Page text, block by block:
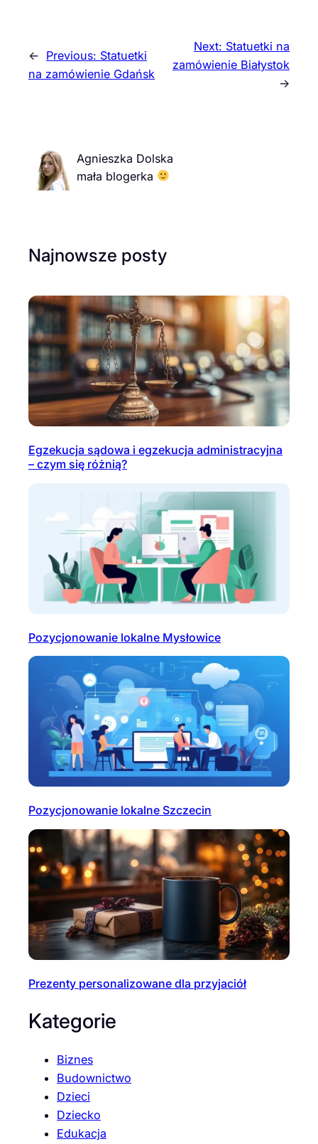
← Previous: Statuetki
na zamówienie Gdańsk
Next: Statuetki na
zamówienie Białystok
→
Agnieszka Dolska
mała blogerka
Najnowsze posty
Egzekucja sądowa i egzekucja administracyjna
– czym się różnią?
Pozycjonowanie lokalne Mysłowice
Pozycjonowanie lokalne Szczecin
Prezenty personalizowane dla przyjaciół
Kategorie
Biznes
Budownictwo
Dzieci
Dziecko
Edukacja